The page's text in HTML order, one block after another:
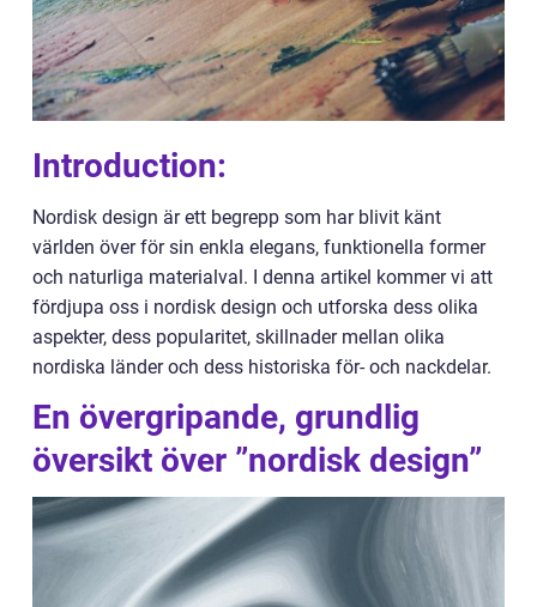
Introduction:
Nordisk design är ett begrepp som har blivit känt
världen över för sin enkla elegans, funktionella former
och naturliga materialval. I denna artikel kommer vi att
fördjupa oss i nordisk design och utforska dess olika
aspekter, dess popularitet, skillnader mellan olika
nordiska länder och dess historiska för- och nackdelar.
En övergripande, grundlig
översikt över ”nordisk design”